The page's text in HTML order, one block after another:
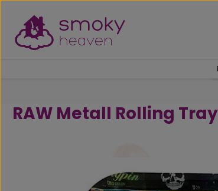
RAW Metall Rolling